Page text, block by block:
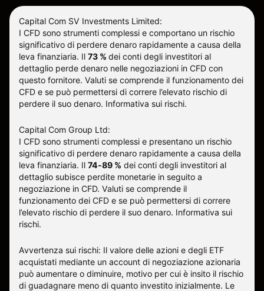
Capital Com SV Investments Limited:
I CFD sono strumenti complessi e comportano un rischio
significativo di perdere denaro rapidamente a causa della
leva finanziaria. Il 73 % dei conti degli investitori al
dettaglio perde denaro nelle negoziazioni in CFD con
questo fornitore. Valuti se comprende il funzionamento dei
CFD e se può permettersi di correre l’elevato rischio di
perdere il suo denaro. Informativa sui rischi.
Capital Com Group Ltd:
I CFD sono strumenti complessi e presentano un rischio
significativo di perdere denaro rapidamente a causa della
leva finanziaria. Il 74-89 % dei conti degli investitori al
dettaglio subisce perdite monetarie in seguito a
negoziazione in CFD. Valuti se comprende il
funzionamento dei CFD e se può permettersi di correre
l’elevato rischio di perdere il suo denaro. Informativa sui
rischi.
Avvertenza sui rischi: Il valore delle azioni e degli ETF
acquistati mediante un account di negoziazione azionaria
può aumentare o diminuire, motivo per cui è insito il rischio
di guadagnare meno di quanto investito inizialmente. Le